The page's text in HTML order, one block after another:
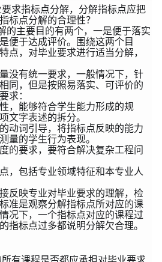
求指标点分解，分解指标点应把
标点分解的合理性？
的主要目的有两个，一是便于落实
便于达成评价。围绕这两个目
点，对毕业要求进行适当分解，
没有统一要求，一般情况下，针
同，但是按照易落实、可评价的
求：
，能够符合学生能力形成的规
文字表述的拆分。
动词引导，将指标点反映的能力
量的学生行为表现。
的要求，要符合解决复杂工程问
，包括专业领域特征和本专业人
反映专业对毕业要求的理解，检
准是观察分解指标点所对应的课
况下，一个指标点对应的课程过
指标点过多都说明分解欠合理。